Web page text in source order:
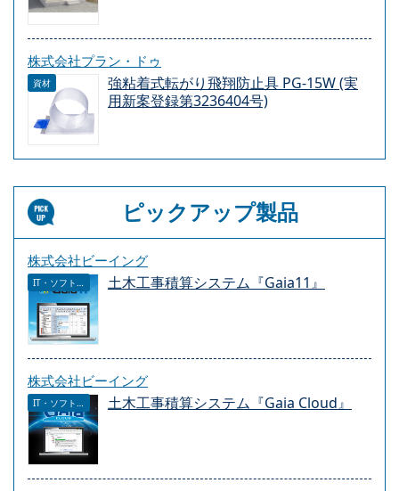
株式会社プラン・ドゥ
資材
強粘着式転がり飛翔防止具 PG-15W (実
用新案登録第3236404号)
ピックアップ製品
株式会社ビーイング
IT・ソフトウェア 土木工事積算システム『Gaia11』
株式会社ビーイング
IT・ソフトウェア 土木工事積算システム『Gaia Cloud』